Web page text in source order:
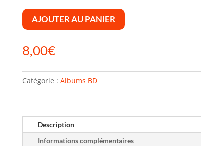
AJOUTER AU PANIER
8,00€
Catégorie : Albums BD
Description
Informations complémentaires